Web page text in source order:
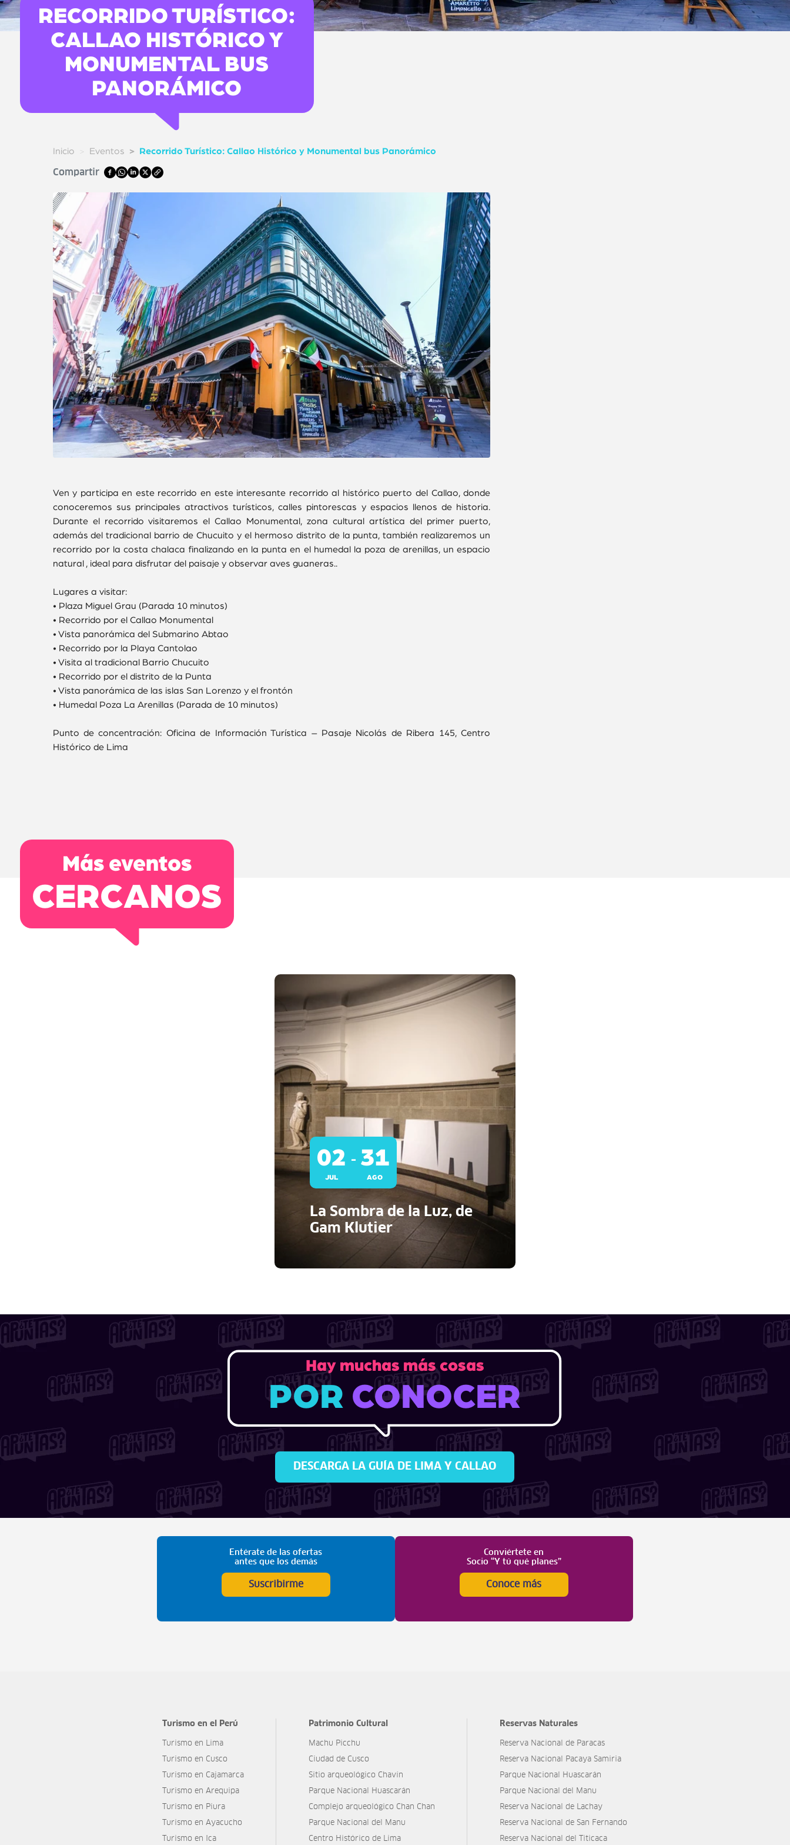
RECORRIDO TURÍSTICO:
CALLAO HISTÓRICO Y
MONUMENTAL BUS
PANORÁMICO
Inicio Eventos Recorrido Turístico: Callao Histórico y Monumental bus Panorámico
Compartir
Ven y participa en este recorrido en este interesante recorrido al histórico puerto del Callao, donde
conoceremos sus principales atractivos turísticos, calles pintorescas y espacios llenos de historia.
Durante el recorrido visitaremos el Callao Monumental, zona cultural artística del primer puerto,
además del tradicional barrio de Chucuito y el hermoso distrito de la punta, también realizaremos un
recorrido por la costa chalaca finalizando en la punta en el humedal la poza de arenillas, un espacio
natural , ideal para disfrutar del paisaje y observar aves guaneras..
Lugares a visitar:
• Plaza Miguel Grau (Parada 10 minutos)
• Recorrido por el Callao Monumental
• Vista panorámica del Submarino Abtao
• Recorrido por la Playa Cantolao
• Visita al tradicional Barrio Chucuito
• Recorrido por el distrito de la Punta
• Vista panorámica de las islas San Lorenzo y el frontón
• Humedal Poza La Arenillas (Parada de 10 minutos)
Punto de concentración: Oficina de Información Turística – Pasaje Nicolás de Ribera 145, Centro
Histórico de Lima
Más eventos
CERCANOS
02
JUL
– 31
AGO
La Sombra de la Luz, de
Gam Klutier
Hay muchas más cosas
POR CONOCER
DESCARGA LA GUÍA DE LIMA Y CALLAO
Entérate de las ofertas
antes que los demás
Suscribirme
Conviértete en
Socio “Y tú qué planes”
Conoce más
Turismo en el Perú
Turismo en Lima
Turismo en Cusco
Turismo en Cajamarca
Turismo en Arequipa
Turismo en Piura
Turismo en Ayacucho
Turismo en Ica
Patrimonio Cultural
Machu Picchu
Ciudad de Cusco
Sitio arqueológico Chavín
Parque Nacional Huascarán
Complejo arqueológico Chan Chan
Parque Nacional del Manu
Centro Histórico de Lima
Reservas Naturales
Reserva Nacional de Paracas
Reserva Nacional Pacaya Samiria
Parque Nacional Huascarán
Parque Nacional del Manu
Reserva Nacional de Lachay
Reserva Nacional de San Fernando
Reserva Nacional del Titicaca